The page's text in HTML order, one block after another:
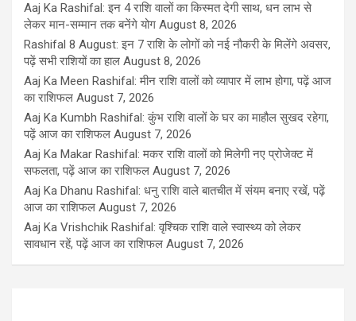
Aaj Ka Rashifal: इन 4 राशि वालों का किस्मत देगी साथ, धन लाभ से
लेकर मान-सम्मान तक बनेंगे योग August 8, 2026
Rashifal 8 August: इन 7 राशि के लोगों को नई नौकरी के मिलेंगे अवसर,
पढ़ें सभी राशियों का हाल August 8, 2026
Aaj Ka Meen Rashifal: मीन राशि वालों को व्यापार में लाभ होगा, पढ़ें आज
का राशिफल August 7, 2026
Aaj Ka Kumbh Rashifal: कुंभ राशि वालों के घर का माहौल सुखद रहेगा,
पढ़ें आज का राशिफल August 7, 2026
Aaj Ka Makar Rashifal: मकर राशि वालों को मिलेगी नए प्रोजेक्ट में
सफलता, पढ़ें आज का राशिफल August 7, 2026
Aaj Ka Dhanu Rashifal: धनु राशि वाले बातचीत में संयम बनाए रखें, पढ़ें
आज का राशिफल August 7, 2026
Aaj Ka Vrishchik Rashifal: वृश्चिक राशि वाले स्वास्थ्य को लेकर
सावधान रहें, पढ़ें आज का राशिफल August 7, 2026